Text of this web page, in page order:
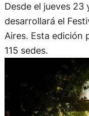
Desde el jueves 23
desarrollará el
Aires. Esta edición
115 sedes.